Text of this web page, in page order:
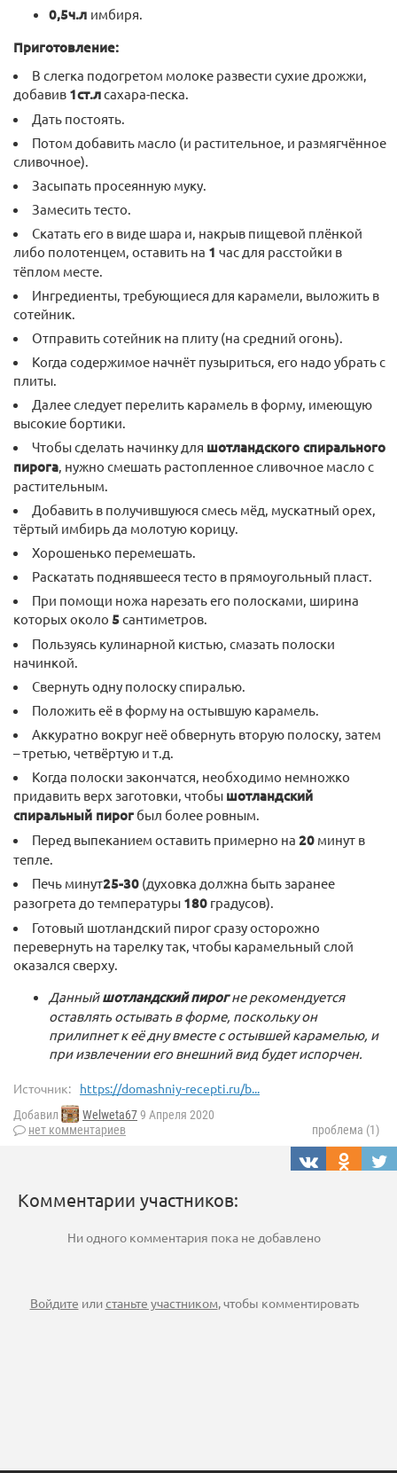
0,5ч.л имбиря.
Приготовление:
В слегка подогретом молоке развести сухие дрожжи,
добавив 1ст.лсахара-песка.
Дать постоять.
Потом добавить масло (и растительное, и размягчённое
сливочное).
Засыпать просеянную муку.
Замесить тесто.
Скатать его в виде шара и, накрыв пищевой плёнкой
либо полотенцем, оставить на 1 час для расстойки в
тёплом месте.
Ингредиенты, требующиеся для карамели, выложить в
сотейник.
Отправить сотейник на плиту (на средний огонь).
Когда содержимое начнёт пузыриться, его надо убрать с
плиты.
Далее следует перелить карамель в форму, имеющую
высокие бортики.
Чтобы сделать начинку для шотландского спирального
пирога, нужно смешать растопленное сливочное масло с
растительным.
Добавить в получившуюся смесь мёд, мускатный орех,
тёртый имбирь да молотую корицу.
Хорошенько перемешать.
Раскатать поднявшееся тесто в прямоугольный пласт.
При помощи ножа нарезать его полосками, ширина
которых около 5сантиметров.
Пользуясь кулинарной кистью, смазать полоски
начинкой.
Свернуть одну полоску спиралью.
Положить её в форму на остывшую карамель.
Аккуратно вокруг неё обвернуть вторую полоску, затем
– третью, четвёртую и т.д.
Когда полоски закончатся, необходимо немножко
придавить верх заготовки, чтобы шотландский
спиральный пирог был более ровным.
Перед выпеканием оставить примерно на 20 минут в
тепле.
Печь минут25-30 (духовка должна быть заранее
разогрета до температуры 180 градусов).
Готовый шотландский пирог сразу осторожно
перевернуть на тарелку так, чтобы карамельный слой
оказался сверху.
Данныйшотландский пирогне рекомендуется
оставлять остывать в форме, поскольку он
прилипнет к её дну вместе с остывшей карамелью, и
при извлечении его внешний вид будет испорчен.
Источник: https://domashniy-recepti.ru/b...
Добавил Welweta679 Апреля 2020
нет комментариев
проблема (1)
Комментарии участников:
Ни одного комментария пока не добавлено
Войдите илистаньте участником, чтобы комментировать